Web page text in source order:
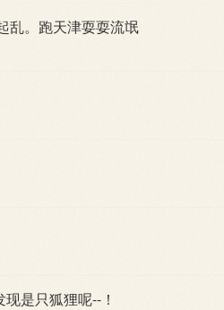
乱。跑天津耍耍流氓
是只狐狸呢--！